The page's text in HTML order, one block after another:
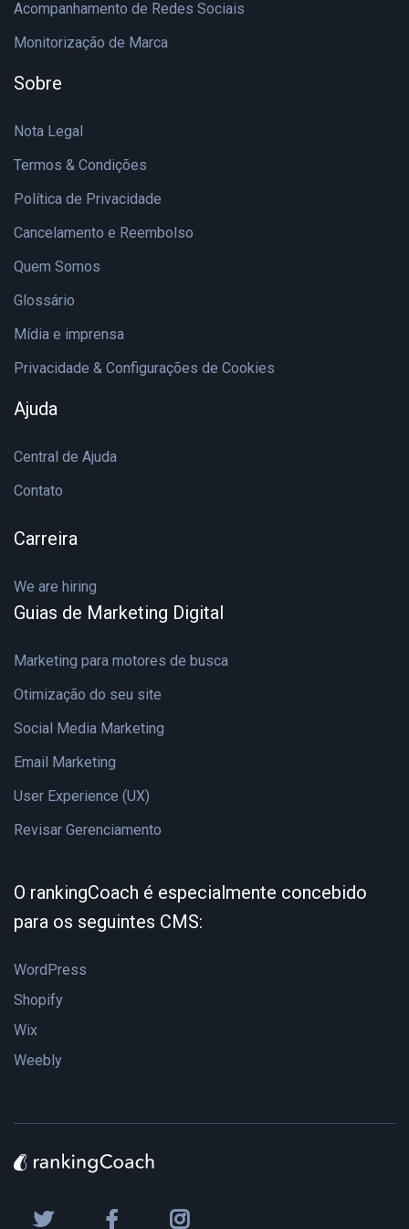
Acompanhamento de Redes Sociais
Monitorização de Marca
Sobre
Nota Legal
Termos & Condições
Política de Privacidade
Cancelamento e Reembolso
Quem Somos
Glossário
Mídia e imprensa
Privacidade & Configurações de Cookies
Ajuda
Central de Ajuda
Contato
Carreira
We are hiring
Guias de Marketing Digital
Marketing para motores de busca
Otimização do seu site
Social Media Marketing
Email Marketing
User Experience (UX)
Revisar Gerenciamento
O rankingCoach é especialmente concebido
para os seguintes CMS:
WordPress
Shopify
Wix
Weebly